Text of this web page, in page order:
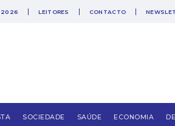
2026 LEITORES CONTACTO
SOCIEDADE SAÚDE ECONOMIA
em iniciativa da Wayfer